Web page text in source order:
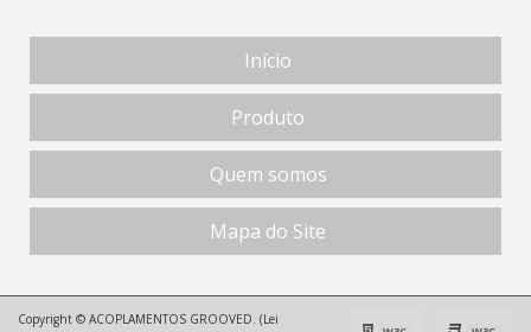
Início
Produto
Quem somos
Mapa do Site
Copyright © ACOPLAMENTOS GROOVED. (Lei